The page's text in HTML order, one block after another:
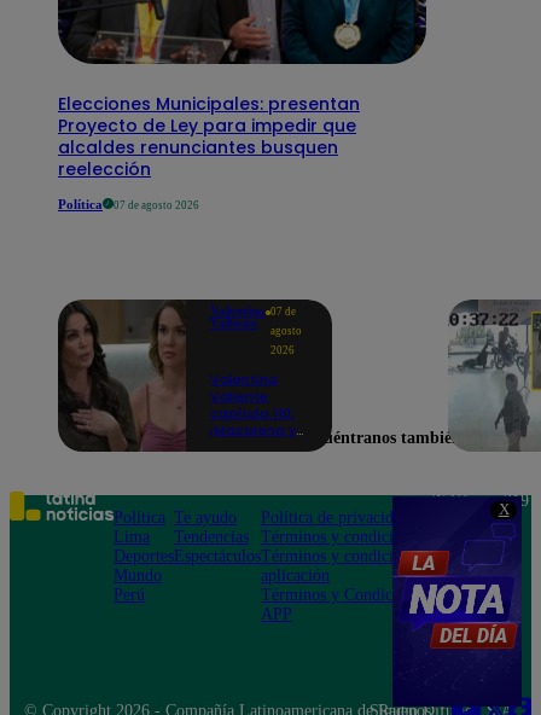
X
Elecciones Municipales: presentan
Proyecto de Ley para impedir que
alcaldes renunciantes busquen
reelección
Política 07 de agosto 2026
Valentina
Valiente
07 de
agosto
2026
Valentina
Valiente
capítulo 110:
¡Macarena ya
extorsión
contra Frida y
Rodrigo!
Encuéntranos también en
Política
Lima
Deportes
Mundo
Perú
Te ayudo
Tendencias
Espectáculos
Política de privacidad
Términos y condiciones
Términos y condiciones
aplicación
Términos y Condiciones
APP
Teléfono: 219
Av. San
Felipe 968
Jesús María
© Copyright 2026 - Compañía Latinoamericana de Radio Difusión S.A.
Síguenos